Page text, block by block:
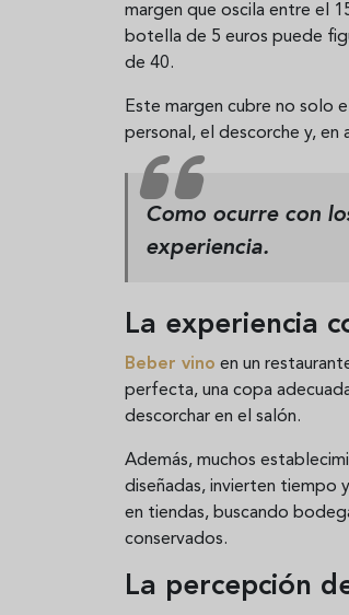
margen que oscila entre el
botella de 5 euros puede
de 40.
Este margen cubre no solo el
personal, el descorche y, en
Como ocurre con
experiencia.
La experiencia
Beber vino en un
perfecta, una copa
descorchar en el salón.
Además, muchos
diseñadas, invierten tiempo
en tiendas, buscando
conservados.
La percepción